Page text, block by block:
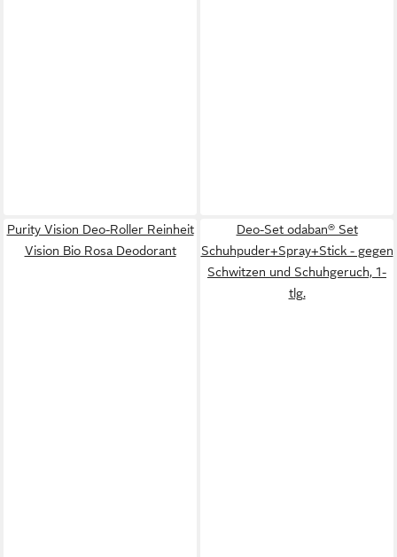
Purity Vision Deo-Roller Reinheit
Vision Bio Rosa Deodorant
Deo-Set odaban® Set
Schuhpuder+Spray+Stick - gegen
Schwitzen und Schuhgeruch, 1-
tlg.